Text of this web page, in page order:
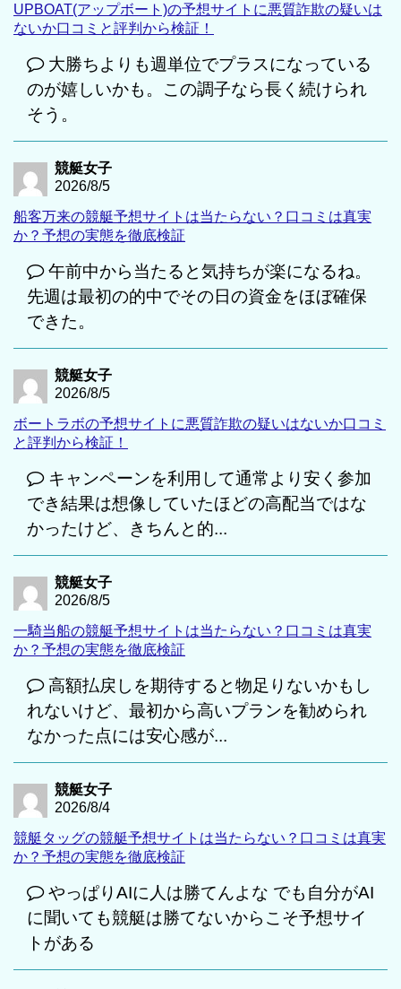
UPBOAT(アップボート)の予想サイトに悪質詐欺の疑いは
ないか口コミと評判から検証！
大勝ちよりも週単位でプラスになっている
のが嬉しいかも。この調子なら長く続けられ
そう。
競艇女子
2026/8/5
船客万来の競艇予想サイトは当たらない？口コミは真実
か？予想の実態を徹底検証
午前中から当たると気持ちが楽になるね。
先週は最初の的中でその日の資金をほぼ確保
できた。
競艇女子
2026/8/5
ボートラボの予想サイトに悪質詐欺の疑いはないか口コミ
と評判から検証！
キャンペーンを利用して通常より安く参加
でき結果は想像していたほどの高配当ではな
かったけど、きちんと的...
競艇女子
2026/8/5
一騎当船の競艇予想サイトは当たらない？口コミは真実
か？予想の実態を徹底検証
高額払戻しを期待すると物足りないかもし
れないけど、最初から高いプランを勧められ
なかった点には安心感が...
競艇女子
2026/8/4
競艇タッグの競艇予想サイトは当たらない？口コミは真実
か？予想の実態を徹底検証
やっぱりAIに人は勝てんよな でも自分がAI
に聞いても競艇は勝てないからこそ予想サイ
トがある